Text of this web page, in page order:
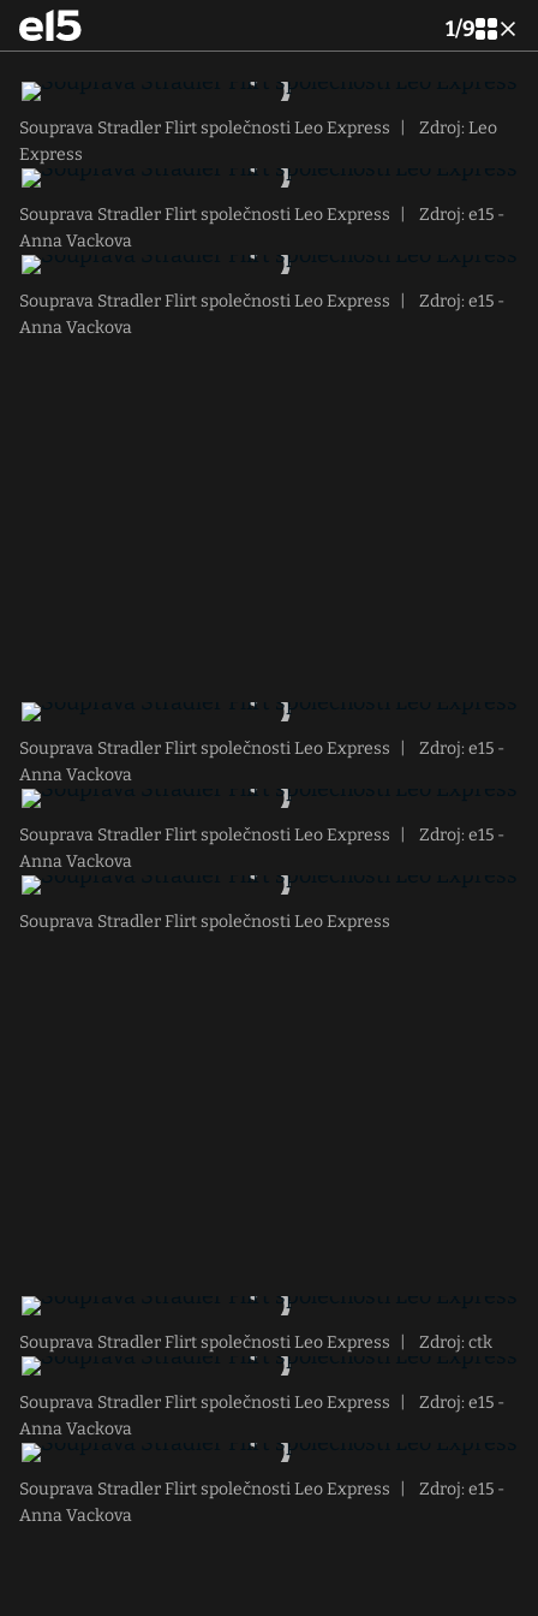
1/9
Souprava Stradler Flirt společnosti Leo Express
Zdroj: Leo
Express
Souprava Stradler Flirt společnosti Leo Express
Zdroj: e15 -
Anna Vackova
Souprava Stradler Flirt společnosti Leo Express
Zdroj: e15 -
Anna Vackova
Souprava Stradler Flirt společnosti Leo Express
Zdroj: e15 -
Anna Vackova
Souprava Stradler Flirt společnosti Leo Express
Zdroj: e15 -
Anna Vackova
Souprava Stradler Flirt společnosti Leo Express
Souprava Stradler Flirt společnosti Leo Express Zdroj: ctk
Souprava Stradler Flirt společnosti Leo Express
Zdroj: e15 -
Anna Vackova
Souprava Stradler Flirt společnosti Leo Express
Zdroj: e15 -
Anna Vackova